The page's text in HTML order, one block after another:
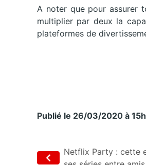
A noter que pour assurer
multiplier par deux la
plateformes de
Publié le 26/03/2020 à
Netflix Party : cette